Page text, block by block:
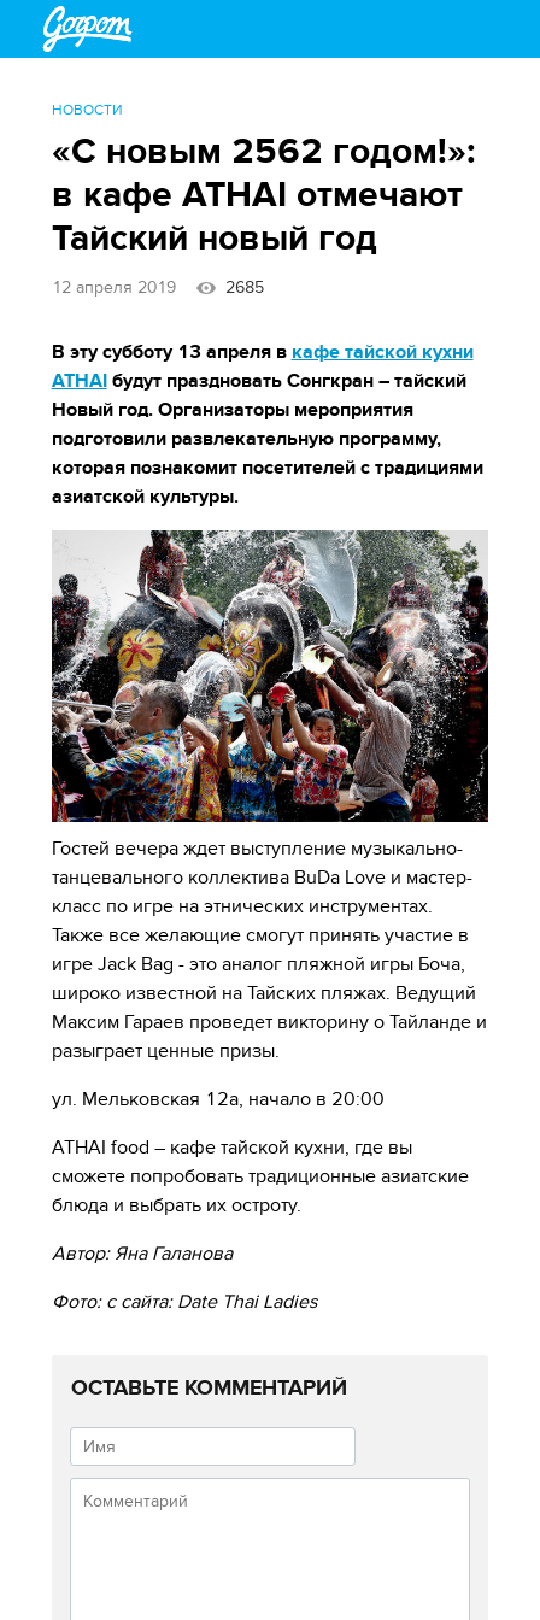
НОВОСТИ
«С новым 2562 годом!»:
в кафе ATHAI отмечают
Тайский новый год
12 апреля 2019 2685
В эту субботу 13 апреля в кафе тайской кухни
ATHAIбудут праздновать Сонгкран – тайский
Новый год. Организаторы мероприятия
подготовили развлекательную программу,
которая познакомит посетителей с традициями
азиатской культуры.
Гостей вечера ждет выступление музыкально-
танцевального коллектива BuDa Love и мастер-
класс по игре на этнических инструментах.
Также все желающие смогут принять участие в
игре Jack Bag - это аналог пляжной игры Боча,
широко известной на Тайских пляжах. Ведущий
Максим Гараев проведет викторину о Тайланде и
разыграет ценные призы.
ул. Мельковская 12а, начало в 20:00
ATHAI food – кафе тайской кухни, где вы
сможете попробовать традиционные азиатские
блюда и выбрать их остроту.
Автор: Яна Галанова
Фото: с сайта: Date Thai Ladies
ОСТАВЬТЕ КОММЕНТАРИЙ